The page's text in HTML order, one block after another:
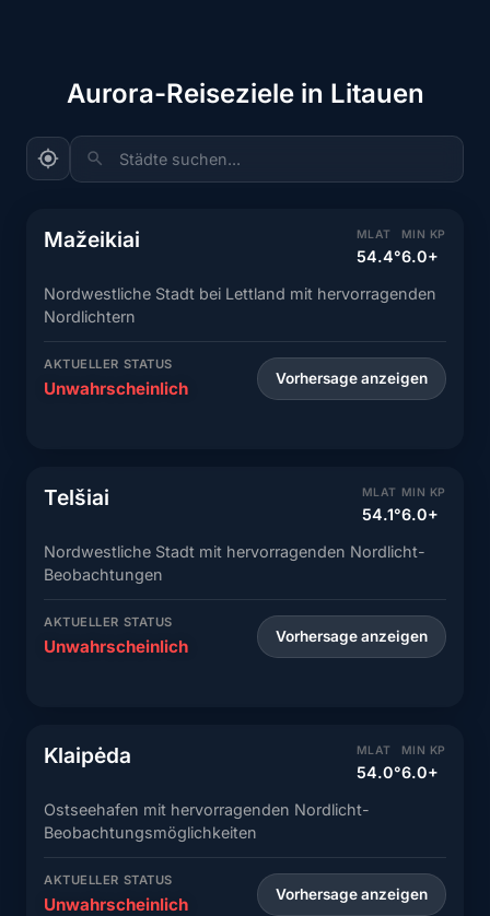
Aurora-Reiseziele in Litauen
Städte suchen...
Mažeikiai MLAT
54.4°
MIN KP
6.0+
Nordwestliche Stadt bei Lettland mit hervorragenden
Nordlichtern
AKTUELLER STATUS
Unwahrscheinlich Vorhersage anzeigen
Telšiai MLAT
54.1°
MIN KP
6.0+
Nordwestliche Stadt mit hervorragenden Nordlicht-
Beobachtungen
AKTUELLER STATUS
Unwahrscheinlich Vorhersage anzeigen
Klaipėda MLAT
54.0°
MIN KP
6.0+
Ostseehafen mit hervorragenden Nordlicht-
Beobachtungsmöglichkeiten
AKTUELLER STATUS
Unwahrscheinlich Vorhersage anzeigen